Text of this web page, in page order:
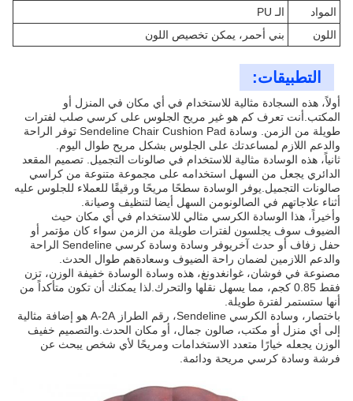
المواد
الـ PU
اللون
بني أحمر، يمكن تخصيص اللون
التطبيقات:
أولاً، هذه السجادة مثالية للاستخدام في أي مكان في المنزل أو
المكتب.أنت تعرف كم هو غير مريح الجلوس على كرسي صلب لفترات
طويلة من الزمن. وسادة Sendeline Chair Cushion Pad توفر الراحة
والدعم اللازم لمساعدتك على الجلوس بشكل مريح طوال اليوم.
ثانياً، هذه الوسادة مثالية للاستخدام في صالونات التجميل. تصميم المقعد
الدائري يجعل من السهل استخدامه على مجموعة متنوعة من كراسي
صالونات التجميل.يوفر الوسادة سطحًا مريحًا ورقيقًا للعملاء للجلوس عليه
أثناء علاجاتهم في الصالونومن السهل أيضا لتنظيف وصيانة.
وأخيراً، هذا الوسادة الكرسي مثالي للاستخدام في أي مكان حيث
الضيوف سوف يجلسون لفترات طويلة من الزمن سواء كان مؤتمر أو
حفل زفاف أو حدث آخريوفر وسادة وسادة كرسي Sendeline الراحة
والدعم اللازمين لضمان راحة الضيوف وسعادةهم طوال الحدث.
مصنوعة في فوشان، غوانغدونغ، هذه وسادة الوسادة خفيفة الوزن، تزن
فقط 0.85 كجم، مما يسهل نقلها والتحرك.لذا يمكنك أن تكون متأكداً من
أنها ستستمر لفترة طويلة.
باختصار، وسادة الكرسي Sendeline، رقم الطراز A-2A هو إضافة مثالية
إلى أي منزل أو مكتب، صالون جمال، أو مكان الحدث.والتصميم خفيف
الوزن يجعله خيارًا متعدد الاستخدامات ومريحًا لأي شخص يبحث عن
فرشة وسادة كرسي مريحة ودائمة.